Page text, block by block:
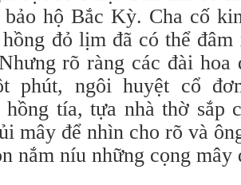
hộ Bắc Kỳ. Cha cố
đỏ lịm đã có thể
rõ ràng các đài hoa
phút, ngôi huyệt cổ
tía, tựa nhà thờ sắp
mây để nhìn cho rõ và
nắm níu những cọng